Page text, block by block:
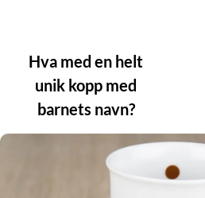
Hva med en helt
unik kopp med
barnets navn?